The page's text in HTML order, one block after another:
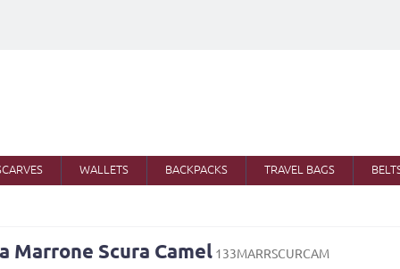
WALLETS BACKPACKS TRAVEL BAGS
Marrone Scura Camel 133MARRSCURCAM